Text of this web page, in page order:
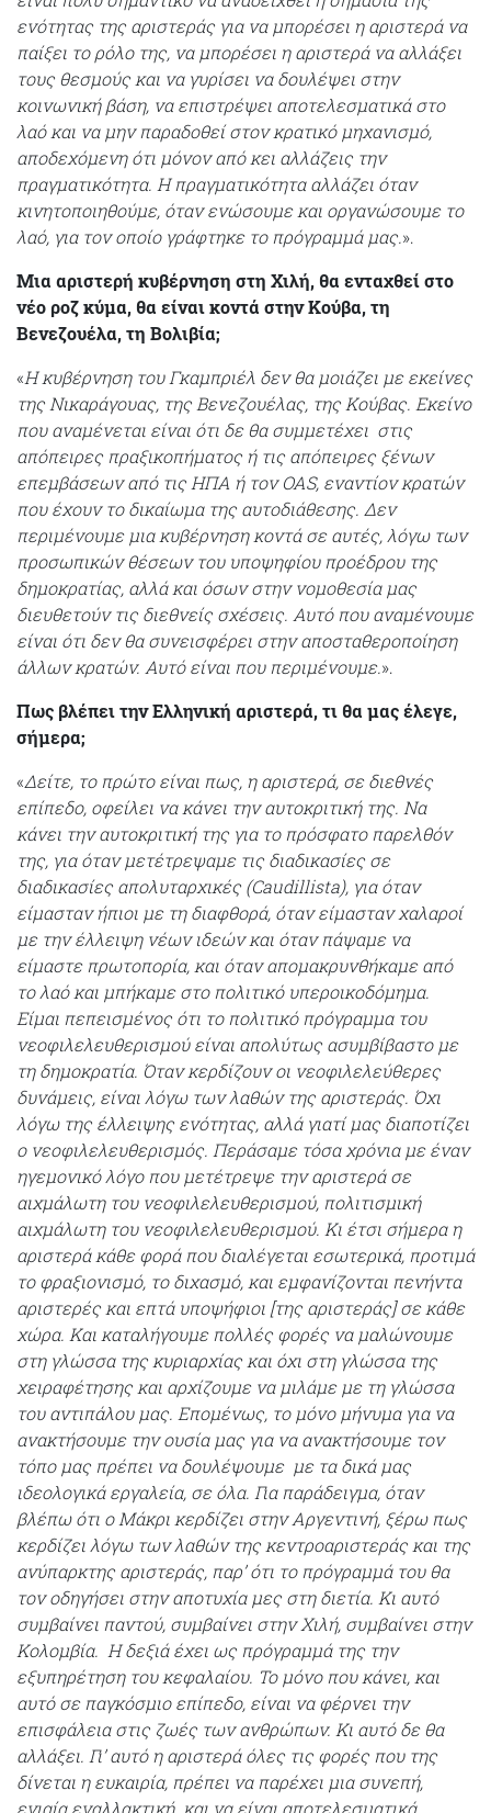
ενότητας της αριστεράς για να μπορέσει η αριστερά να
παίξει το ρόλο της, να μπορέσει η αριστερά να αλλάξει
τους θεσμούς και να γυρίσει να δουλέψει στην
κοινωνική βάση, να επιστρέψει αποτελεσματικά στο
λαό και να μην παραδοθεί στον κρατικό μηχανισμό,
αποδεχόμενη ότι μόνον από κει αλλάζεις την
πραγματικότητα. Η πραγματικότητα αλλάζει όταν
κινητοποιηθούμε, όταν ενώσουμε και οργανώσουμε το
λαό, για τον οποίο γράφτηκε το πρόγραμμά μας.».
Μια αριστερή κυβέρνηση στη Χιλή, θα ενταχθεί στο
νέο ροζ κύμα, θα είναι κοντά στην Κούβα, τη
Βενεζουέλα, τη Βολιβία;
«Η κυβέρνηση του Γκαμπριέλ δεν θα μοιάζει με εκείνες
της Νικαράγουας, της Βενεζουέλας, της Κούβας. Εκείνο
που αναμένεται είναι ότι δε θα συμμετέχει στις
απόπειρες πραξικοπήματος ή τις απόπειρες ξένων
επεμβάσεων από τις ΗΠΑ ή τον OAS, εναντίον κρατών
που έχουν το δικαίωμα της αυτοδιάθεσης. Δεν
περιμένουμε μια κυβέρνηση κοντά σε αυτές, λόγω των
προσωπικών θέσεων του υποψηφίου προέδρου της
δημοκρατίας, αλλά και όσων στην νομοθεσία μας
διευθετούν τις διεθνείς σχέσεις. Αυτό που αναμένουμε
είναι ότι δεν θα συνεισφέρει στην αποσταθεροποίηση
άλλων κρατών. Αυτό είναι που περιμένουμε.».
Πως βλέπει την Ελληνική αριστερά, τι θα μας έλεγε,
σήμερα;
«Δείτε, το πρώτο είναι πως, η αριστερά, σε διεθνές
επίπεδο, οφείλει να κάνει την αυτοκριτική της. Να
κάνει την αυτοκριτική της για το πρόσφατο παρελθόν
της, για όταν μετέτρεψαμε τις διαδικασίες σε
διαδικασίες απολυταρχικές (Caudillista), για όταν
είμασταν ήπιοι με τη διαφθορά, όταν είμασταν χαλαροί
με την έλλειψη νέων ιδεών και όταν πάψαμε να
είμαστε πρωτοπορία, και όταν απομακρυνθήκαμε από
το λαό και μπήκαμε στο πολιτικό υπεροικοδόμημα.
Είμαι πεπεισμένος ότι το πολιτικό πρόγραμμα του
νεοφιλελευθερισμού είναι απολύτως ασυμβίβαστο με
τη δημοκρατία. Όταν κερδίζουν οι νεοφιλελεύθερες
δυνάμεις, είναι λόγω των λαθών της αριστεράς. Όχι
λόγω της έλλειψης ενότητας, αλλά γιατί μας διαποτίζει
ο νεοφιλελευθερισμός. Περάσαμε τόσα χρόνια με έναν
ηγεμονικό λόγο που μετέτρεψε την αριστερά σε
αιχμάλωτη του νεοφιλελευθερισμού, πολιτισμική
αιχμάλωτη του νεοφιλελευθερισμού. Κι έτσι σήμερα η
αριστερά κάθε φορά που διαλέγεται εσωτερικά, προτιμά
το φραξιονισμό, το διχασμό, και εμφανίζονται πενήντα
αριστερές και επτά υποψήφιοι [της αριστεράς] σε κάθε
χώρα. Και καταλήγουμε πολλές φορές να μαλώνουμε
στη γλώσσα της κυριαρχίας και όχι στη γλώσσα της
χειραφέτησης και αρχίζουμε να μιλάμε με τη γλώσσα
του αντιπάλου μας. Επομένως, το μόνο μήνυμα για να
ανακτήσουμε την ουσία μας για να ανακτήσουμε τον
τόπο μας πρέπει να δουλέψουμε με τα δικά μας
ιδεολογικά εργαλεία, σε όλα. Για παράδειγμα, όταν
βλέπω ότι ο Μάκρι κερδίζει στην Αργεντινή, ξέρω πως
κερδίζει λόγω των λαθών της κεντροαριστεράς και της
ανύπαρκτης αριστεράς, παρ’ ότι το πρόγραμμά του θα
τον οδηγήσει στην αποτυχία μες στη διετία. Κι αυτό
συμβαίνει παντού, συμβαίνει στην Χιλή, συμβαίνει στην
Κολομβία. Η δεξιά έχει ως πρόγραμμά της την
εξυπηρέτηση του κεφαλαίου. To μόνο που κάνει, και
αυτό σε παγκόσμιο επίπεδο, είναι να φέρνει την
επισφάλεια στις ζωές των ανθρώπων. Κι αυτό δε θα
αλλάξει. Γι’ αυτό η αριστερά όλες τις φορές που της
δίνεται η ευκαιρία, πρέπει να παρέχει μια συνεπή,
ενιαία εναλλακτική και να είναι αποτελεσματικά